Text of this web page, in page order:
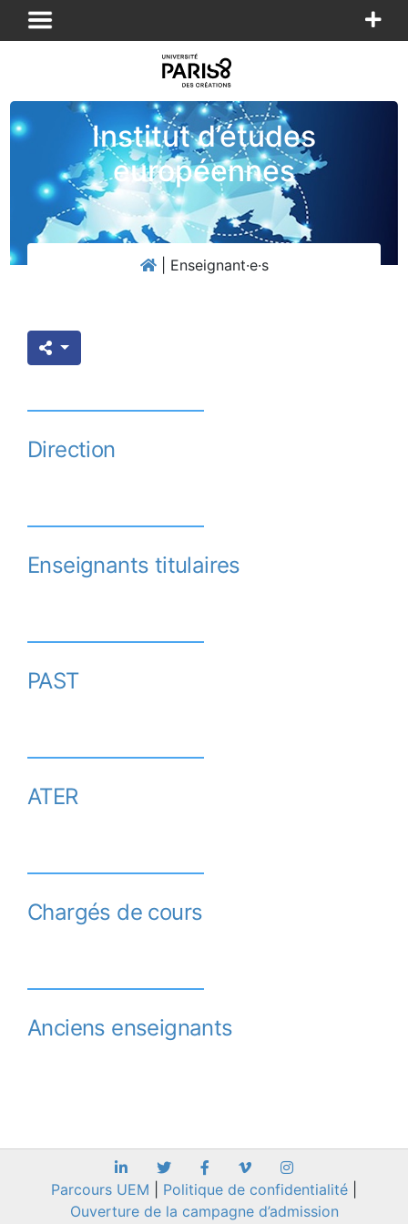
Panneau de gestion des cookies
Institut d’études
européennes
Enseignant·e·s
Direction
Enseignants titulaires
PAST
ATER
Chargés de cours
Anciens enseignants
Parcours UEM Politique de confidentialité
Ouverture de la campagne d’admission